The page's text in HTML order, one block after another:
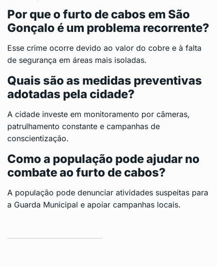
Por que o furto de cabos em São
Gonçalo é um problema recorrente?
Esse crime ocorre devido ao valor do cobre e à falta
de segurança em áreas mais isoladas.
Quais são as medidas preventivas
adotadas pela cidade?
A cidade investe em monitoramento por câmeras,
patrulhamento constante e campanhas de
conscientização.
Como a população pode ajudar no
combate ao furto de cabos?
A população pode denunciar atividades suspeitas para
a Guarda Municipal e apoiar campanhas locais.